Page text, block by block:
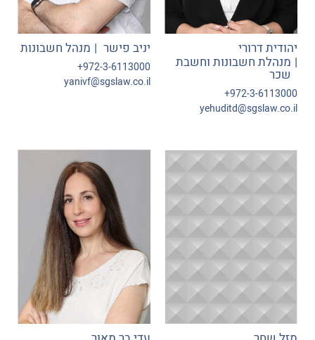
יהודית דרורי
מנהלת חשבונות וחשבת
שכר
972-3-6113000+
yehuditd@sgslaw.co.il
יניב פישר מנהל חשבונות
972-3-6113000+
yanivf@sgslaw.co.il